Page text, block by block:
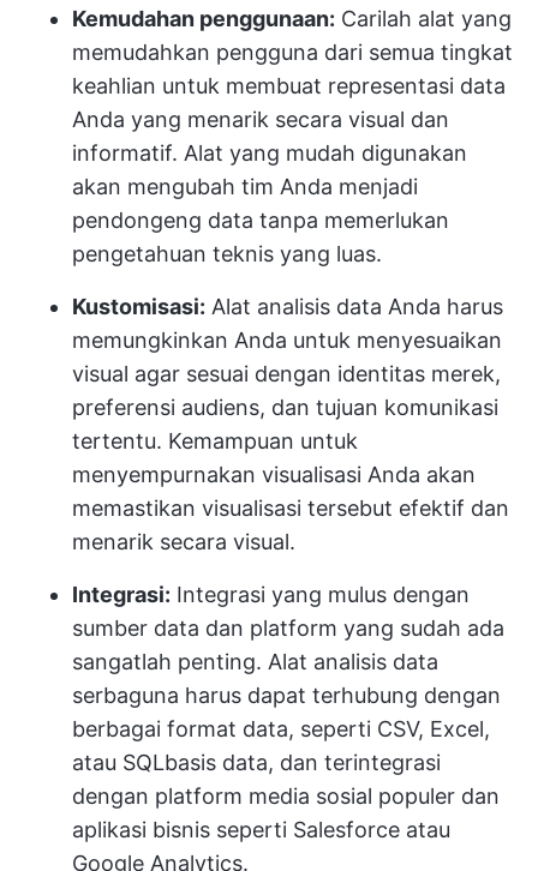
Kemudahan penggunaan: Carilah alat yang
memudahkan pengguna dari semua tingkat
keahlian untuk membuat representasi data
Anda yang menarik secara visual dan
informatif. Alat yang mudah digunakan
akan mengubah tim Anda menjadi
pendongeng data tanpa memerlukan
pengetahuan teknis yang luas.
Kustomisasi: Alat analisis data Anda harus
memungkinkan Anda untuk menyesuaikan
visual agar sesuai dengan identitas merek,
preferensi audiens, dan tujuan komunikasi
tertentu. Kemampuan untuk
menyempurnakan visualisasi Anda akan
memastikan visualisasi tersebut efektif dan
menarik secara visual.
Integrasi: Integrasi yang mulus dengan
sumber data dan platform yang sudah ada
sangatlah penting. Alat analisis data
serbaguna harus dapat terhubung dengan
berbagai format data, seperti CSV, Excel,
atau SQLbasis data, dan terintegrasi
dengan platform media sosial populer dan
aplikasi bisnis seperti Salesforce atau
Google Analytics.